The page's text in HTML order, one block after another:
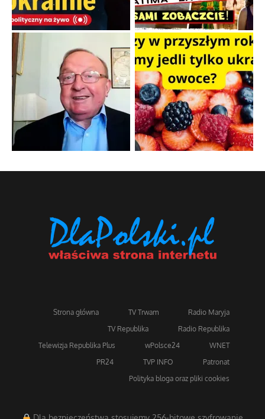
Strona główna TV Trwam
Radio Maryja
TV Republika
Radio Republika
Telewizja Republika Plus
wPolsce24
WNET
PR24
TVP INFO
Patronat
Polityka bloga oraz pliki cookies